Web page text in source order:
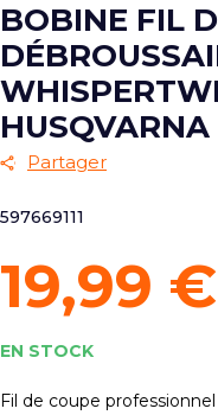
BOBINE FIL
HUSQVARNA
Partager
597669111
19,99 €
EN STOCK
Fil de coupe